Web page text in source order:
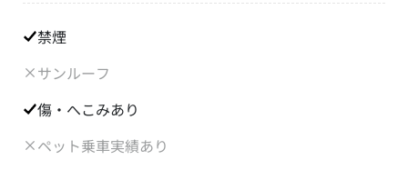
禁煙
サンルーフ
傷・へこみあり
ペット乗車実績あり